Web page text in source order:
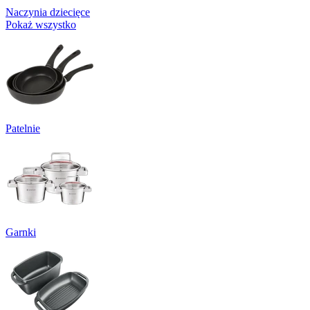
Naczynia dziecięce
Pokaż wszystko
Patelnie
Garnki